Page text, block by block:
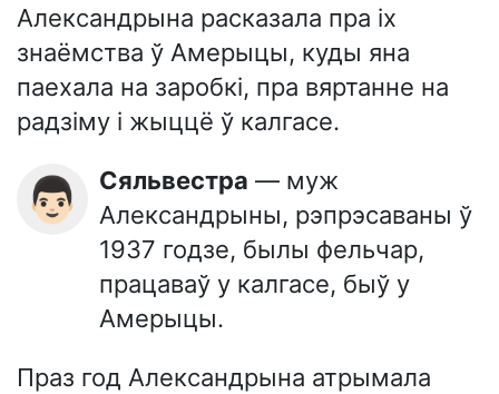
Александрына расказала пра іх
знаёмства ў Амерыцы, куды яна
паехала на заробкі, пра вяртанне на
радзіму і жыццё ў калгасе.
👨🏻 Сяльвестра — муж
Александрыны, рэпрэсаваны ў
1937 годзе, былы фельчар,
працаваў у калгасе, быў у
Амерыцы.
Праз год Александрына атрымала